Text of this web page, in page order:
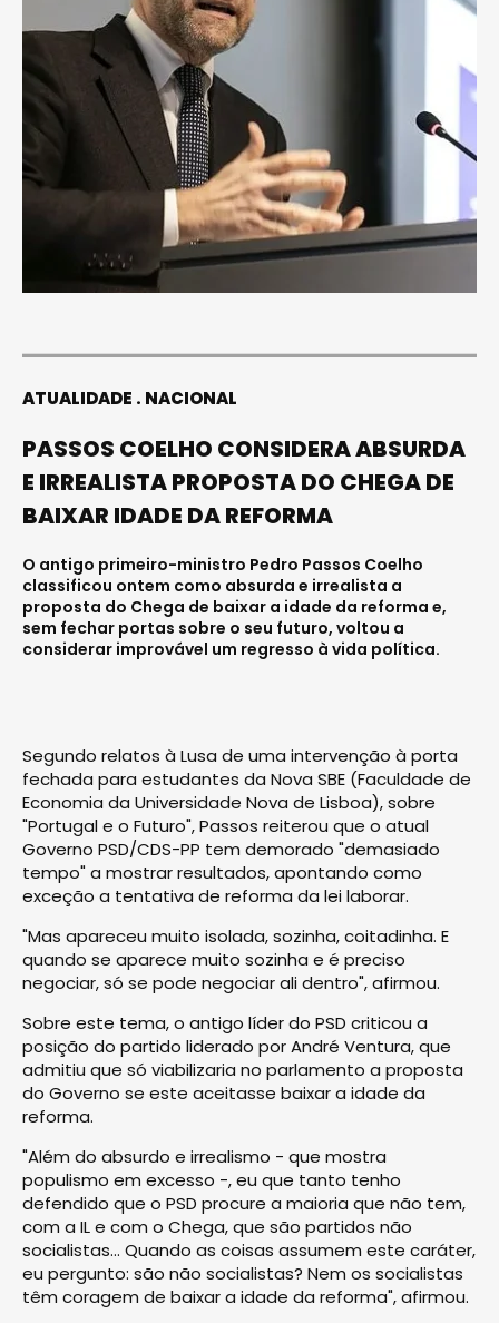
ATUALIDADE NACIONAL
PASSOS COELHO CONSIDERA ABSURDA
E IRREALISTA PROPOSTA DO CHEGA DE
BAIXAR IDADE DA REFORMA
O antigo primeiro-ministro Pedro Passos Coelho
classificou ontem como absurda e irrealista a
proposta do Chega de baixar a idade da reforma e,
sem fechar portas sobre o seu futuro, voltou a
considerar improvável um regresso à vida política.
Segundo relatos à Lusa de uma intervenção à porta
fechada para estudantes da Nova SBE (Faculdade de
Economia da Universidade Nova de Lisboa), sobre
"Portugal e o Futuro", Passos reiterou que o atual
Governo PSD/CDS-PP tem demorado "demasiado
tempo" a mostrar resultados, apontando como
exceção a tentativa de reforma da lei laborar.
"Mas apareceu muito isolada, sozinha, coitadinha. E
quando se aparece muito sozinha e é preciso
negociar, só se pode negociar ali dentro", afirmou.
Sobre este tema, o antigo líder do PSD criticou a
posição do partido liderado por André Ventura, que
admitiu que só viabilizaria no parlamento a proposta
do Governo se este aceitasse baixar a idade da
reforma.
"Além do absurdo e irrealismo - que mostra
populismo em excesso -, eu que tanto tenho
defendido que o PSD procure a maioria que não tem,
com a IL e com o Chega, que são partidos não
socialistas… Quando as coisas assumem este caráter,
eu pergunto: são não socialistas? Nem os socialistas
têm coragem de baixar a idade da reforma", afirmou.